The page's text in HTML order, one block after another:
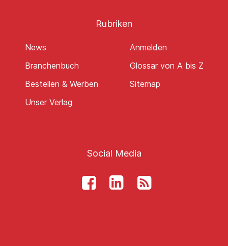
Rubriken
News
Branchenbuch
Bestellen & Werben
Unser Verlag
Anmelden
Glossar von A bis Z
Sitemap
Social Media